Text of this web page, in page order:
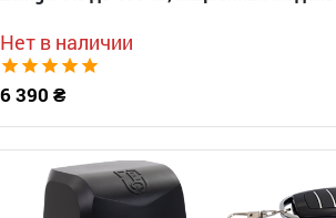
Нет в наличии
6 390 ₴